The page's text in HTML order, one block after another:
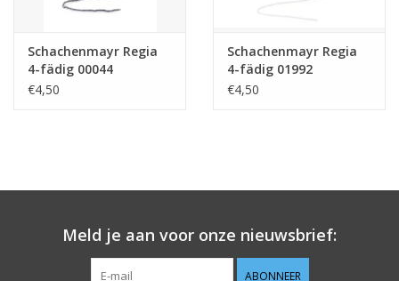
Schachenmayr Regia
4-fädig 00044
€4,50
Schachenmayr Regia
4-fädig 01992
€4,50
Meld je aan voor onze nieuwsbrief:
ABONNEER